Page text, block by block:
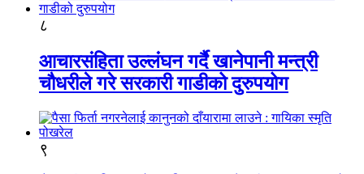
८
आचारसंहिता उल्लंघन गर्दै खानेपानी मन्त्री
चौधरीले गरे सरकारी गाडीको दुरुपयोग
९